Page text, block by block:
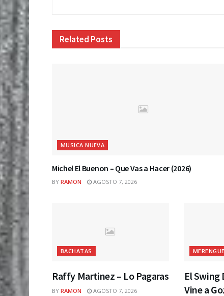
Related Posts
MUSICA NUEVA
Michel El Buenon – Que Vas a Hacer (2026)
BY RAMON AGOSTO 7, 2026
BACHATAS
Raffy Martinez – Lo Pagaras
BY RAMON AGOSTO 7, 2026
El Swing
Vine a